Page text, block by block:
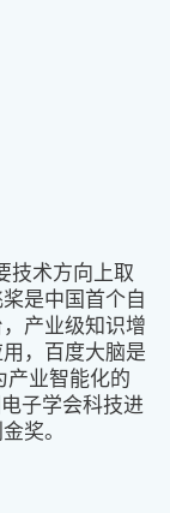
技术方向上取
是中国首个自
产业级知识增
，百度大脑是
产业智能化的
子学会科技进
奖。